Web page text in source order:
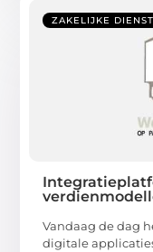
ZAKELIJKE
Vandaag de dag
digitale